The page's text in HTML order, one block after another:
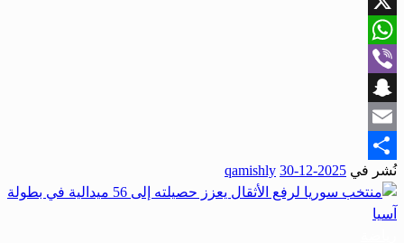
X
WhatsApp
Viber
Snapchat
Email
Share
نُشر في 2025-12-30
qamishly